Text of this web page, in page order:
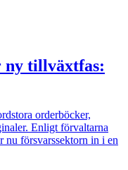
ny tillväxtfas:
orderböcker,
Enligt förvaltarna
nu försvarssektorn in i en